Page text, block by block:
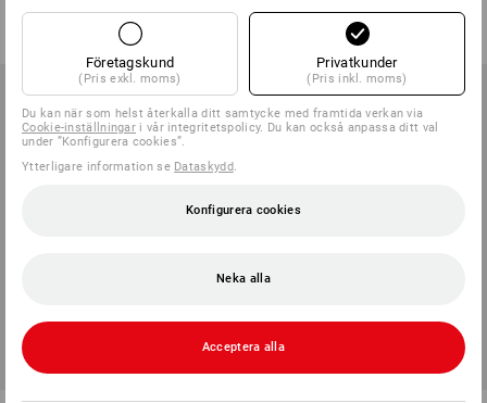
från 523,75 kr
(inkl. moms) från 10 Par
från 586,25 kr
(inkl. moms) från 10 Par
NYTT
Företagskund
(Pris exkl. moms)
Privatkunder
(Pris inkl. moms)
Du kan när som helst återkalla ditt samtycke med framtida verkan via
Cookie-inställningar i vår integritetspolicy. Du kan också anpassa ditt val
under ”Konfigurera cookies”.
Ytterligare information se Dataskydd.
Konfigurera cookies
Neka alla
Acceptera alla